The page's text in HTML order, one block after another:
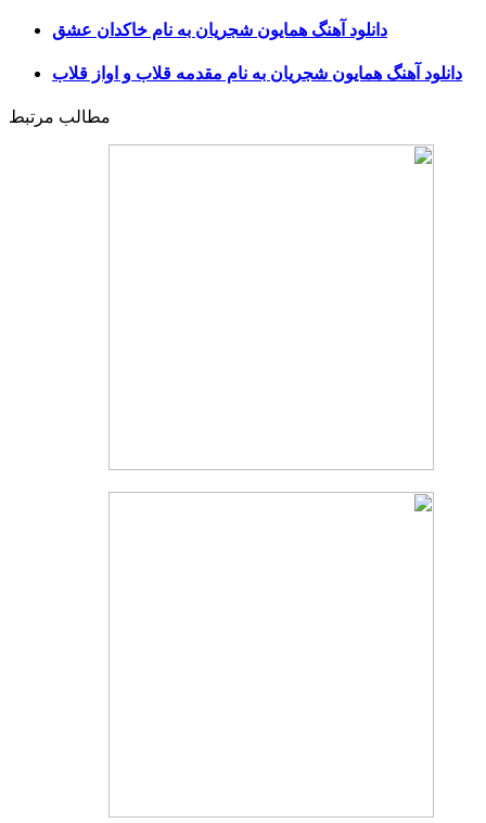
دانلود آهنگ همایون شجریان به نام خاکدان عشق
دانلود آهنگ همایون شجریان به نام مقدمه قلاب و اواز قلاب
مطالب مرتبط